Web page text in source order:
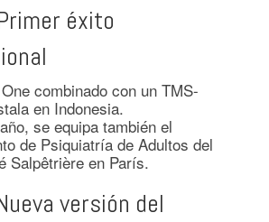
éxito
combinado con un TMS-
en Indonesia.
se equipa también el
de Psiquiatría de Adultos del
Salpêtrière en París.
versión del